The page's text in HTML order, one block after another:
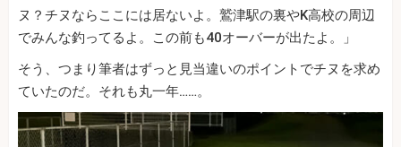
ヌ？チヌならここには居ないよ。鷲津駅の裏やK高校の周辺
でみんな釣ってるよ。この前も40オーバーが出たよ。」
そう、つまり筆者はずっと見当違いのポイントでチヌを求め
ていたのだ。それも丸一年……。